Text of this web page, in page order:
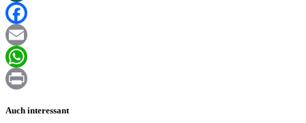
XING
Facebook
Email
WhatsApp
Auch interessant